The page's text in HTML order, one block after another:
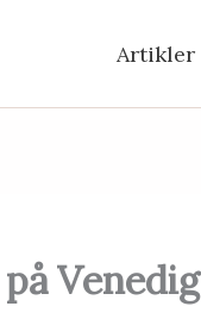
Artikler
Venedig